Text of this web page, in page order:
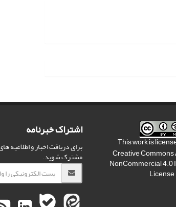
This work is
Creative
NonCommercial
License
اشتراک خبرنامه
برای دریافت اخبار و اطلاعیه
مشترک شوید.